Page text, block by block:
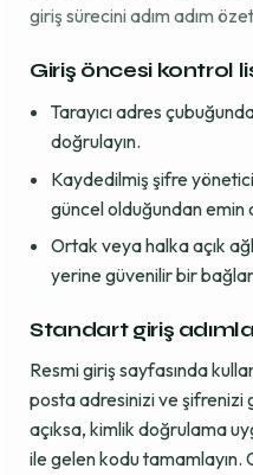
giriş sürecini adım adım
Giriş öncesi kontrol
Tarayıcı adres
doğrulayın.
Kaydedilmiş şifre
güncel olduğundan emin
Ortak veya halka açık
yerine güvenilir bir
Standart giriş
Resmi giriş sayfasında
posta adresinizi ve şifrenizi
açıksa, kimlik doğrulama
ile gelen kodu tamamlayın.